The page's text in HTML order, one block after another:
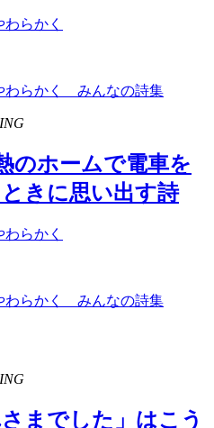
らかく
わらかく みんなの詩集
のホームで電車を
きに思い出す詩
らかく
わらかく みんなの詩集
さまでした」はこう